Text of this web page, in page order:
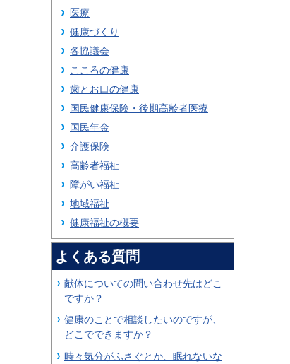
医療
健康づくり
各協議会
こころの健康
歯とお口の健康
国民健康保険・後期高齢者医療
国民年金
介護保険
高齢者福祉
障がい福祉
地域福祉
健康福祉の概要
よくある質問
献体についての問い合わせ先はどこ
ですか？
健康のことで相談したいのですが、
どこでできますか？
時々気分がふさぐとか、眠れないな